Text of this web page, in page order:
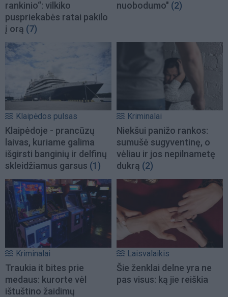
rankinio“: vilkiko
puspriekabės ratai pakilo
į orą (7)
nuobodumo" (2)
Klaipėdos pulsas
Klaipėdoje - prancūzų
laivas, kuriame galima
išgirsti banginių ir delfinų
skleidžiamus garsus (1)
Kriminalai
Niekšui panižo rankos:
sumušė sugyventinę, o
vėliau ir jos nepilnametę
dukrą (2)
Kriminalai
Traukia it bites prie
medaus: kurorte vėl
ištuštino žaidimų
Laisvalaikis
Šie ženklai delne yra ne
pas visus: ką jie reiškia